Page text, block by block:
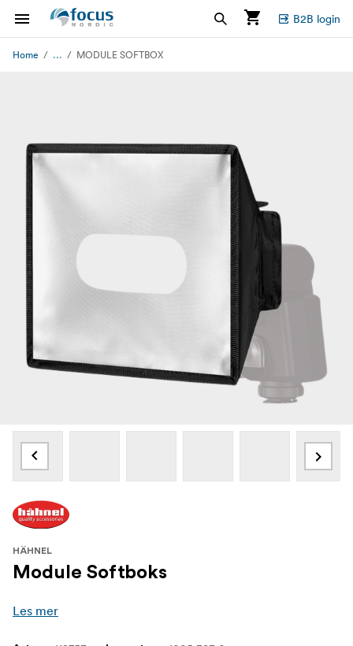
B2B login
Home ... MODULE SOFTBOX
HÄHNEL
Module Softboks
Les mer